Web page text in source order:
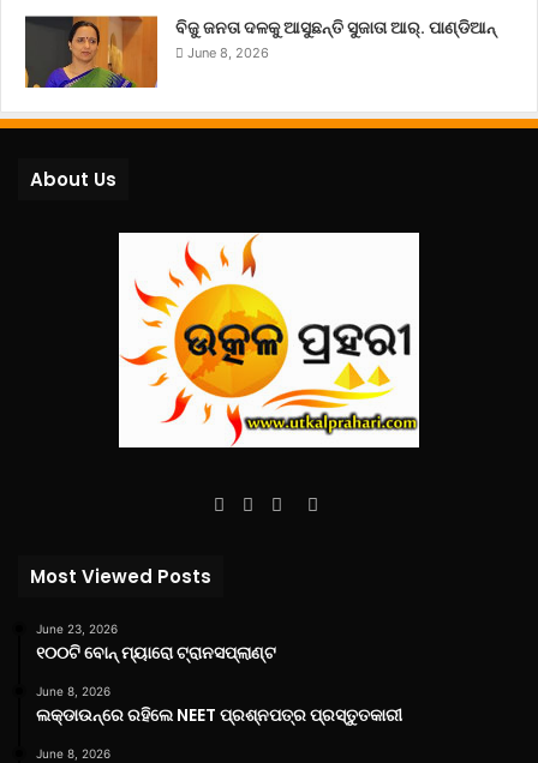
ବିଜୁ ଜନତା ଦଳକୁ ଆସୁଛନ୍ତି ସୁଜାତା ଆର୍‌. ପାଣ୍ଡିଆନ୍
June 8, 2026
About Us
Facebook
TwitterYouTube
Instagram
Most Viewed Posts
June 23, 2026
୧୦୦ଟି ବୋନ୍ ମ୍ୟାରୋ ଟ୍ରାନସପ୍ଲାଣ୍ଟ
June 8, 2026
ଲକ୍‌ଡାଉନ୍‌ରେ ରହିଲେ NEET ପ୍ରଶ୍ନପତ୍ର ପ୍ରସ୍ତୁତକାରୀ
June 8, 2026